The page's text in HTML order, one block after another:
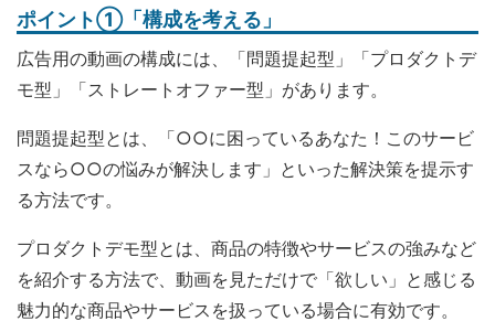
ポイント①「構成を考える」
広告用の動画の構成には、「問題提起型」「プロダクトデ
モ型」「ストレートオファー型」があります。
問題提起型とは、「○○に困っているあなた！このサービ
スなら○○の悩みが解決します」といった解決策を提示す
る方法です。
プロダクトデモ型とは、商品の特徴やサービスの強みなど
を紹介する方法で、動画を見ただけで「欲しい」と感じる
魅力的な商品やサービスを扱っている場合に有効です。